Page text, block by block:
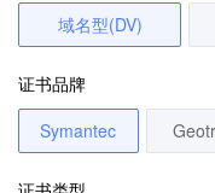
域名型(DV)
证书品牌
Symantec